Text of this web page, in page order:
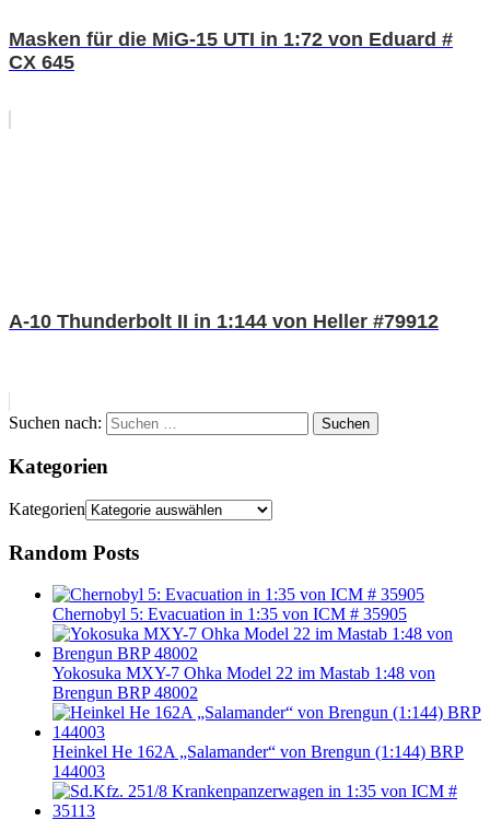
Masken für die MiG-15 UTI in 1:72 von Eduard #
CX 645
A-10 Thunderbolt II in 1:144 von Heller #79912
Suchen nach: Suchen
Kategorien
Kategorien
Random Posts
Chernobyl 5: Evacuation in 1:35 von ICM # 35905
Yokosuka MXY-7 Ohka Model 22 im Mastab 1:48 von
Brengun BRP 48002
Heinkel He 162A „Salamander“ von Brengun (1:144) BRP
144003